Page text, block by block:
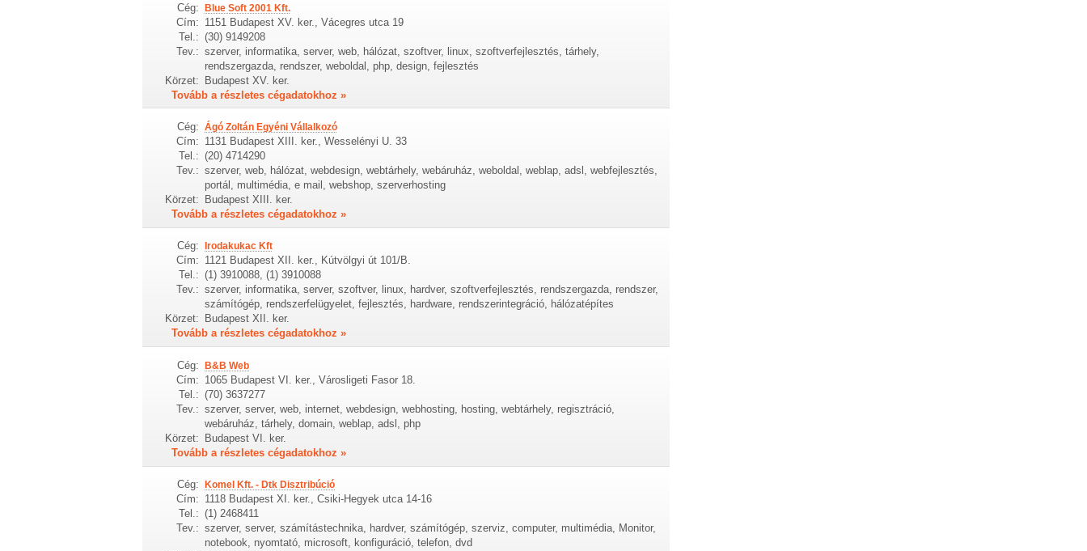
Cég: Blue Soft 2001 Kft.
Cím: 1151 Budapest XV. ker., Vácegres utca 19
Tel.: (30) 9149208
Tev.: szerver, informatika, server, web, hálózat, szoftver, linux, szoftverfejlesztés, tárhely,
rendszergazda, rendszer, weboldal, php, design, fejlesztés
Körzet: Budapest XV. ker.
Tovább a részletes cégadatokhoz »
Cég: Ágó Zoltán Egyéni Vállalkozó
Cím: 1131 Budapest XIII. ker., Wesselényi U. 33
Tel.: (20) 4714290
Tev.: szerver, web, hálózat, webdesign, webtárhely, webáruház, weboldal, weblap, adsl, webfejlesztés,
portál, multimédia, e mail, webshop, szerverhosting
Körzet:
Budapest XIII. ker.
Tovább a részletes cégadatokhoz »
Cég: Irodakukac Kft
Cím: 1121 Budapest XII. ker., Kútvölgyi út 101/B.
Tel.: (1) 3910088, (1) 3910088
Tev.: szerver, informatika, server, szoftver, linux, hardver, szoftverfejlesztés, rendszergazda, rendszer,
számítógép, rendszerfelügyelet, fejlesztés, hardware, rendszerintegráció, hálózatépítes
Körzet:
Budapest XII. ker.
Tovább a részletes cégadatokhoz »
Cég: B&B Web
Cím: 1065 Budapest VI. ker., Városligeti Fasor 18.
Tel.: (70) 3637277
Tev.: szerver, server, web, internet, webdesign, webhosting, hosting, webtárhely, regisztráció,
webáruház, tárhely, domain, weblap, adsl, php
Körzet:
Budapest VI. ker.
Tovább a részletes cégadatokhoz »
Cég: Komel Kft. - Dtk Disztribúció
Cím: 1118 Budapest XI. ker., Csiki-Hegyek utca 14-16
Tel.: (1) 2468411
Tev.: szerver, server, számítástechnika, hardver, számítógép, szerviz, computer, multimédia, Monitor,
notebook, nyomtató, microsoft, konfiguráció, telefon, dvd